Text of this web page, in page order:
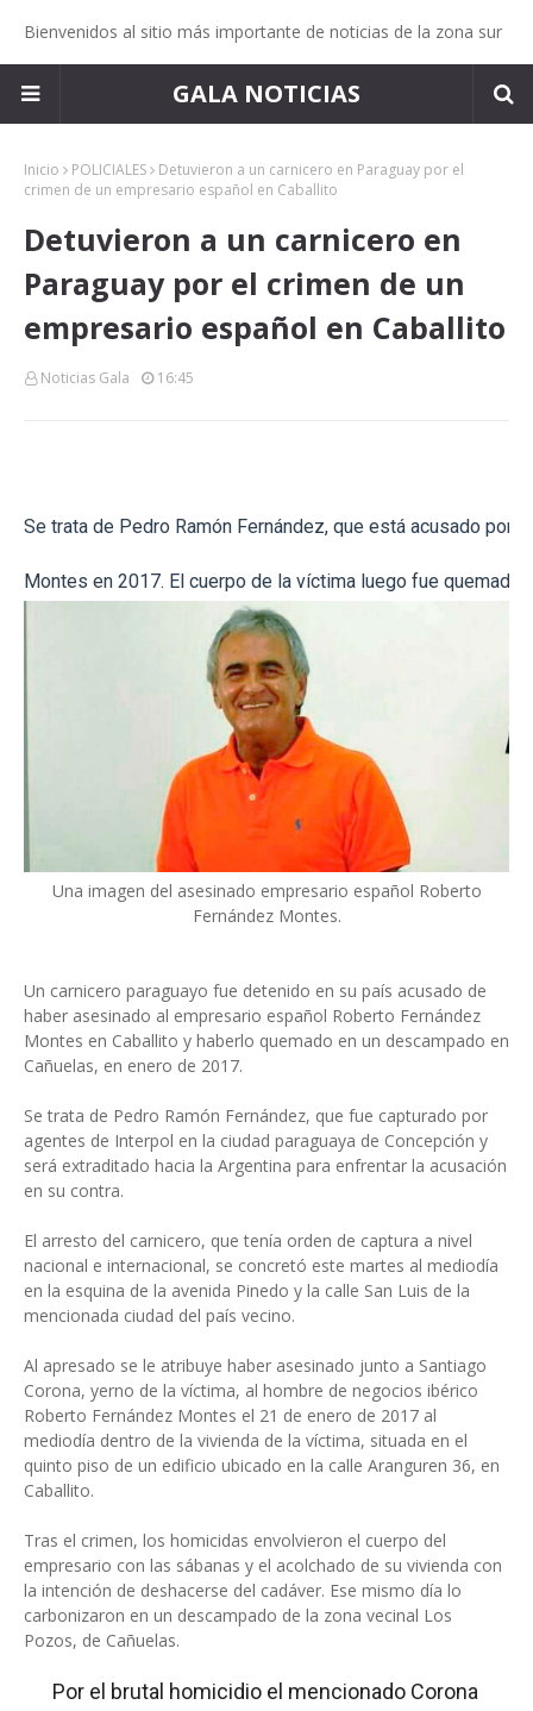
Bienvenidos al sitio más importante de noticias de la zona sur
GALA NOTICIAS
Inicio POLICIALES
Detuvieron a un carnicero en Paraguay por el
crimen de un empresario español en Caballito
Detuvieron a un carnicero en
Paraguay por el crimen de un
empresario español en Caballito
Noticias Gala 16:45
Se trata de Pedro Ramón Fernández, que está acusado por
Montes en 2017. El cuerpo de la víctima luego fue quemado
Una imagen del asesinado empresario español Roberto
Fernández Montes.
Un carnicero paraguayo fue detenido en su país acusado de
haber asesinado al empresario español Roberto Fernández
Montes en Caballito y haberlo quemado en un descampado en
Cañuelas, en enero de 2017.
Se trata de Pedro Ramón Fernández, que fue capturado por
agentes de Interpol en la ciudad paraguaya de Concepción y
será extraditado hacia la Argentina para enfrentar la acusación
en su contra.
El arresto del carnicero, que tenía orden de captura a nivel
nacional e internacional, se concretó este martes al mediodía
en la esquina de la avenida Pinedo y la calle San Luis de la
mencionada ciudad del país vecino.
Al apresado se le atribuye haber asesinado junto a Santiago
Corona, yerno de la víctima, al hombre de negocios ibérico
Roberto Fernández Montes el 21 de enero de 2017 al
mediodía dentro de la vivienda de la víctima, situada en el
quinto piso de un edificio ubicado en la calle Aranguren 36, en
Caballito.
Tras el crimen, los homicidas envolvieron el cuerpo del
empresario con las sábanas y el acolchado de su vivienda con
la intención de deshacerse del cadáver. Ese mismo día lo
carbonizaron en un descampado de la zona vecinal Los
Pozos, de Cañuelas.
Por el brutal homicidio el mencionado Corona